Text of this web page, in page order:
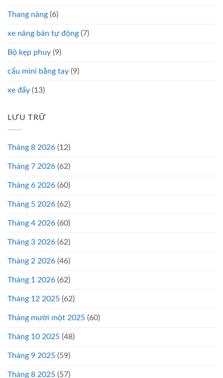
Thang nâng (6)
xe nâng bán tự động (7)
Bộ kẹp phuy (9)
cẩu mini bằng tay (9)
xe đẩy (13)
LƯU TRỮ
Tháng 8 2026 (12)
Tháng 7 2026 (62)
Tháng 6 2026 (60)
Tháng 5 2026 (62)
Tháng 4 2026 (60)
Tháng 3 2026 (62)
Tháng 2 2026 (46)
Tháng 1 2026 (62)
Tháng 12 2025 (62)
Tháng mười một 2025 (60)
Tháng 10 2025 (48)
Tháng 9 2025 (59)
Tháng 8 2025 (57)